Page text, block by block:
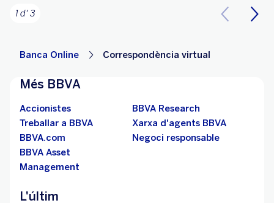
1 d' 3
Banca Online Correspondència virtual
Més BBVA
Accionistes
BBVA Research
Treballar a BBVA
Xarxa d'agents BBVA
BBVA.com
Negoci responsable
BBVA Asset
Management
L'últim